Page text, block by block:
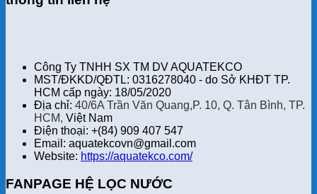
Công Ty TNHH SX TM DV AQUATEKCO
MST/ĐKKD/QĐTL: 0316278040 - do Sở KHĐT TP.
HCM cấp ngày: 18/05/2020
Địa chỉ: 40/6A Trần Văn Quang,P. 10, Q. Tân Bình, TP.
HCM, Việt Nam
Điện thoại: +(84) 909 407 547
Email: aquatekcovn@gmail.com
Website: https://aquatekco.com/
FANPAGE HỆ LỌC NƯỚC